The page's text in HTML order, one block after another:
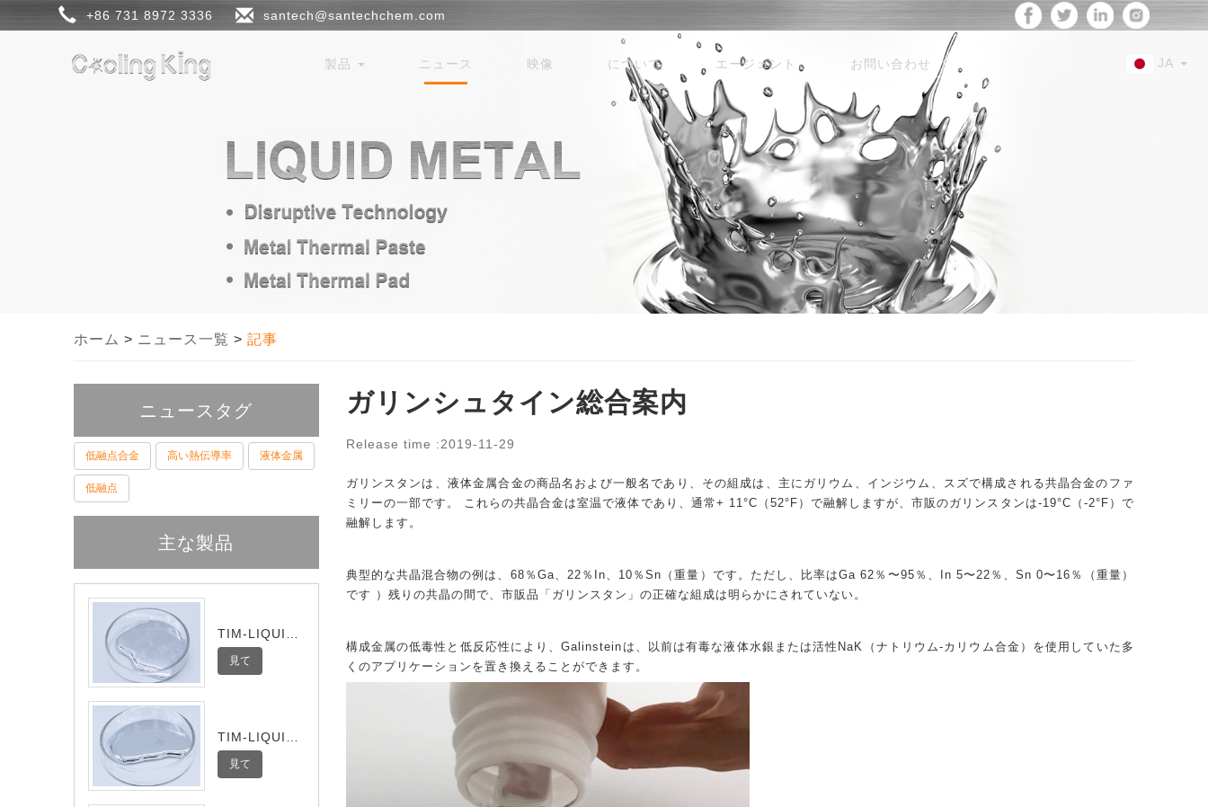
+86 731 8972 3336 santech@santechchem.com
製品 ニュース 映像 について エージェント お問い合わせ JA
ホーム > ニュース一覧 >記事
ニュースタグ
低融点合金 高い熱伝導率 液体金属
低融点
主な製品
TIM-LIQUID-
Ultra
見て
TIM-LIQUID-
Pro
見て
ガリンシュタイン総合案内
Release time :2019-11-29
ガリンスタンは、液体金属合金の商品名および一般名であり、その組成は、主にガリウム、インジウム、スズで構成される共晶合金のファ
ミリーの一部です。 これらの共晶合金は室温で液体であり、通常+ 11°C（52°F）で融解しますが、市販のガリンスタンは-19°C（-2°F）で
融解します。
典型的な共晶混合物の例は、68％Ga、22％In、10％Sn（重量）です。ただし、比率はGa 62％〜95％、In 5〜22％、Sn 0〜16％（重量）
です ）残りの共晶の間で、市販品「ガリンスタン」の正確な組成は明らかにされていない。
構成金属の低毒性と低反応性により、Galinsteinは、以前は有毒な液体水銀または活性NaK（ナトリウム-カリウム合金）を使用していた多
くのアプリケーションを置き換えることができます。